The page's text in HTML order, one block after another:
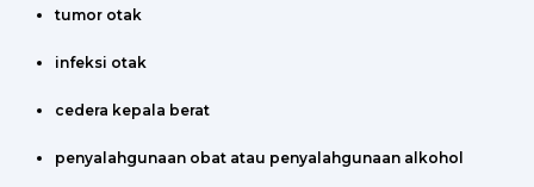
tumor otak
infeksi otak
cedera kepala berat
penyalahgunaan obat atau penyalahgunaan alkohol